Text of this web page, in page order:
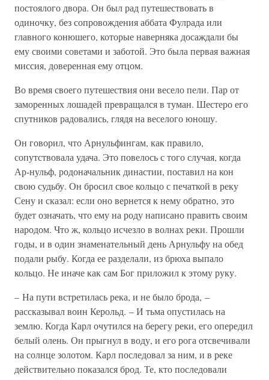
постоялого двора. Он был рад путешествовать в
одиночку, без сопровождения аббата Фулрада или
главного конюшего, которые наверняка досаждали бы
ему своими советами и заботой. Это была первая важная
миссия, доверенная ему отцом.
Во время своего путешествия они весело пели. Пар от
заморенных лошадей превращался в туман. Шестеро его
спутников радовались, глядя на веселого юношу.
Он говорил, что Арнульфингам, как правило,
сопутствовала удача. Это повелось с того случая, когда
Ар-нульф, родоначальник династии, поставил на кон
свою судьбу. Он бросил свое кольцо с печаткой в реку
Сену и сказал: если оно вернется к нему обратно, это
будет означать, что ему на роду написано править своим
народом. Что ж, кольцо исчезло в волнах реки. Прошли
годы, и в один знаменательный день Арнульфу на обед
подали рыбу. Когда ее разделали, из брюха выпало
кольцо. Не иначе как сам Бог приложил к этому руку.
– На пути встретилась река, и не было брода, –
рассказывал воин Керольд. – И тьма опустилась на
землю. Когда Карл очутился на берегу реки, его опередил
белый олень. Он прыгнул в воду, и его рога отсвечивали
на солнце золотом. Карл последовал за ним, и в реке
действительно показался брод. Те, кто последовали